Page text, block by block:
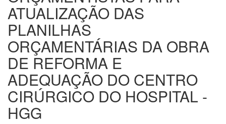
ATUALIZAÇÃO DAS
PLANILHAS
ORÇAMENTÁRIAS DA OBRA
DE REFORMA E
ADEQUAÇÃO DO CENTRO
CIRÚRGICO DO HOSPITAL -
HGG